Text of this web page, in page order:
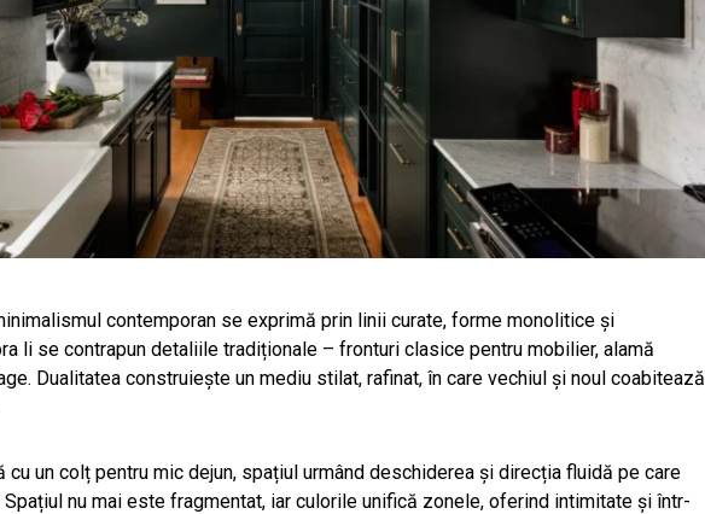
contemporan se exprimă prin linii curate, forme monolitice și
li se contrapun detaliile tradiționale – fronturi clasice pentru mobilier, alamă
Dualitatea construiește un mediu stilat, rafinat, în care vechiul și noul coabitează
un colț pentru mic dejun, spațiul urmând deschiderea și direcția fluidă pe care
nu mai este fragmentat, iar culorile unifică zonele, oferind intimitate și într-